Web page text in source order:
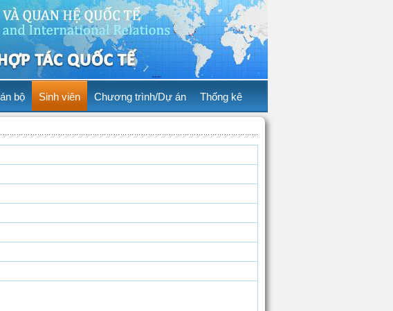
bộ Sinh viên Chương trình/Dự án Thống kê